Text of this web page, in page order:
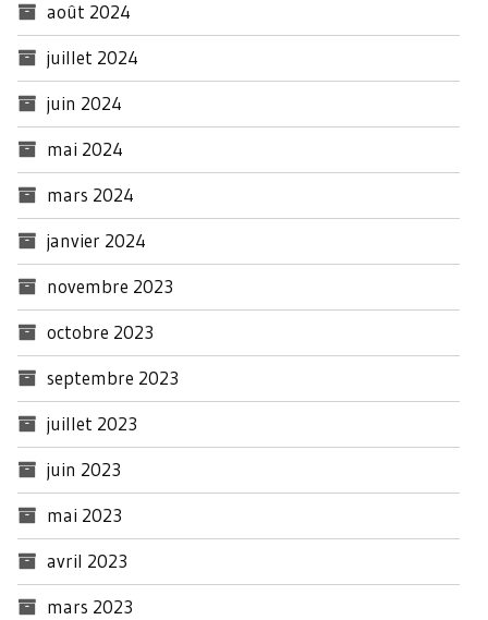
août 2024
juillet 2024
juin 2024
mai 2024
mars 2024
janvier 2024
novembre 2023
octobre 2023
septembre 2023
juillet 2023
juin 2023
mai 2023
avril 2023
mars 2023